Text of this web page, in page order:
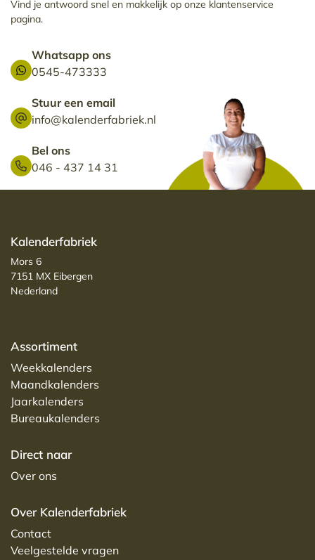
Vind je antwoord snel en makkelijk op onze klantenservice
pagina.
Whatsapp ons
0545-473333
Stuur een email
info@kalenderfabriek.nl
Bel ons
046 - 437 14 31
Kalenderfabriek
Mors 6
7151 MX Eibergen
Nederland
Assortiment
Weekkalenders
Maandkalenders
Jaarkalenders
Bureaukalenders
Direct naar
Over ons
Over Kalenderfabriek
Contact
Veelgestelde vragen